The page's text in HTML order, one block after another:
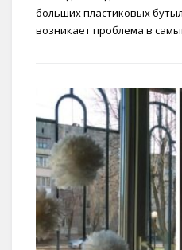
больших пластиковых
возникает проблема в